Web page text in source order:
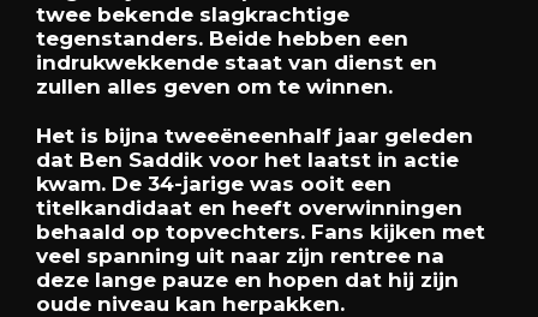
twee bekende slagkrachtige
tegenstanders. Beide hebben een
indrukwekkende staat van dienst en
zullen alles geven om te winnen.
Het is bijna tweeëneenhalf jaar geleden
dat Ben Saddik voor het laatst in actie
kwam. De 34-jarige was ooit een
titelkandidaat en heeft overwinningen
behaald op topvechters. Fans kijken met
veel spanning uit naar zijn rentree na
deze lange pauze en hopen dat hij zijn
oude niveau kan herpakken.